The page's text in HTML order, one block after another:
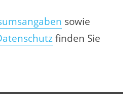
sowie
finden Sie